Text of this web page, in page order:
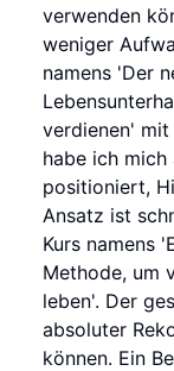
verwenden
weniger
namens 'Der
verdienen'
habe ich mich
positioniert,
Ansatz ist
Kurs namens
Methode, um
leben'. Der
absoluter
können. Ein